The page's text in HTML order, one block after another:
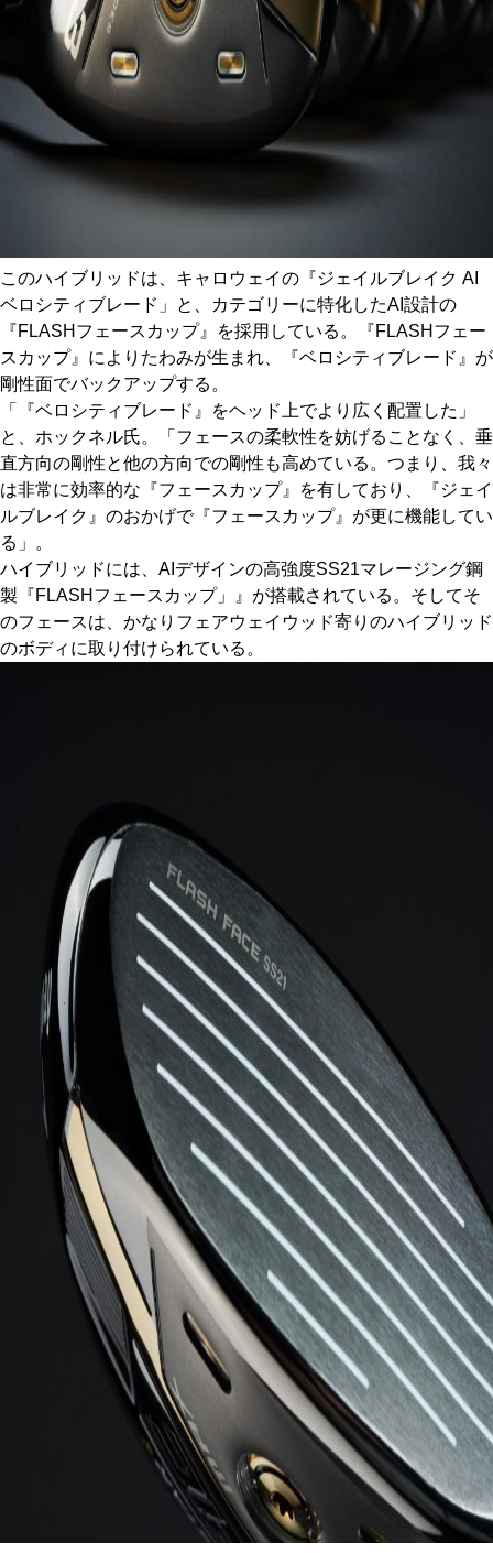
このハイブリッドは、キャロウェイの『ジェイルブレイク AI
ベロシティブレード」と、カテゴリーに特化したAI設計の
『FLASHフェースカップ』を採用している。『FLASHフェー
スカップ』によりたわみが生まれ、『ベロシティブレード』が
剛性面でバックアップする。
「『ベロシティブレード』をヘッド上でより広く配置した」
と、ホックネル氏。「フェースの柔軟性を妨げることなく、垂
直方向の剛性と他の方向での剛性も高めている。つまり、我々
は非常に効率的な『フェースカップ』を有しており、『ジェイ
ルブレイク』のおかげで『フェースカップ』が更に機能してい
る」。
ハイブリッドには、AIデザインの高強度SS21マレージング鋼
製『FLASHフェースカップ」』が搭載されている。そしてそ
のフェースは、かなりフェアウェイウッド寄りのハイブリッド
のボディに取り付けられている。